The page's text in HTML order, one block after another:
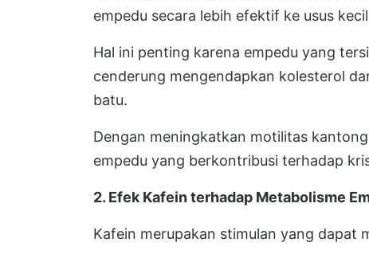
empedu secara lebih efektif ke usus
Hal ini penting karena empedu yang
cenderung mengendapkan kolesterol
batu.
Dengan meningkatkan motilitas
empedu yang berkontribusi terhadap
2. Efek Kafein terhadap Metabolisme
Kafein merupakan stimulan yang dapat